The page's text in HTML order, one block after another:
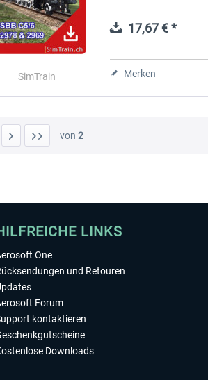
SimTrain
animierte...
17,67 € *
Merken
von 2
LINKS
One
und Retouren
Forum
kontaktieren
Downloads